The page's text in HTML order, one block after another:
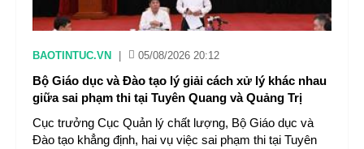
BAOTINTUC.VN 05/08/2026 20:12
Bộ Giáo dục và Đào tạo lý giải cách xử lý khác nhau
giữa sai phạm thi tại Tuyên Quang và Quảng Trị
Cục trưởng Cục Quản lý chất lượng, Bộ Giáo dục và
Đào tạo khẳng định, hai vụ việc sai phạm thi tại Tuyên